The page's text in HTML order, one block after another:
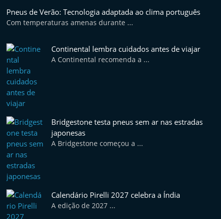
Pneus de Verão: Tecnologia adaptada ao clima português
Com temperaturas amenas durante ...
Continental lembra cuidados antes de viajar
A Continental recomenda a ...
Bridgestone testa pneus sem ar nas estradas
japonesas
A Bridgestone começou a ...
Calendário Pirelli 2027 celebra a Índia
A edição de 2027 ...